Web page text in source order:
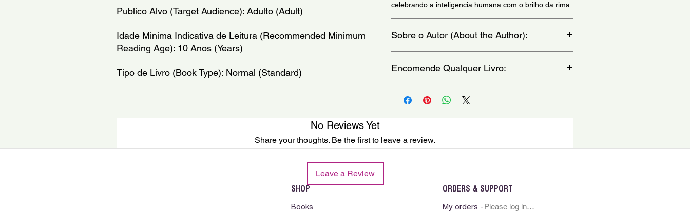
Publico Alvo (Target Audience): Adulto (Adult)
Idade Minima Indicativa de Leitura (Recommended Minimum
Reading Age): 10 Anos (Years)
Tipo de Livro (Book Type): Normal (Standard)
celebrando a inteligencia humana com o brilho da rima.
Sobre o Autor (About the Author):
um dos pioneiros da ficcao cientifica e da literatura de
imaginacao criativa em narrativas que marcaram a
Verne construiu obras que exploram diferentes regioes
referencia permanente da literatura classica universal.
Encomende Qualquer Livro:
imbativeis. Se o livro que voce deseja ainda nao esta
No Reviews Yet
Share your thoughts. Be the first to leave a review.
Leave a Review
SHOP
Books
ORDERS & SUPPORT
My orders - Please log in first